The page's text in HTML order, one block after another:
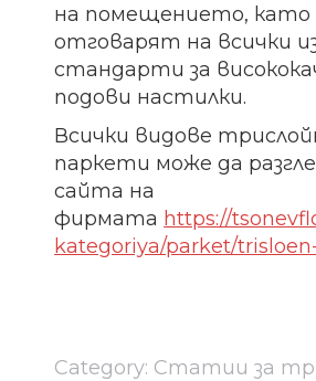
на помещението, като
отговарят на всички
стандарти за
подови настилки.
Всички видове
паркети може да
сайта на
фирмата https://
kategoriya/parket/
Category: Статии за